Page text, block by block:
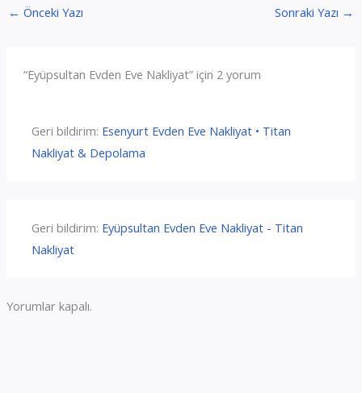
← Önceki Yazı Sonraki Yazı →
“Eyüpsultan Evden Eve Nakliyat” için 2 yorum
Geri bildirim: Esenyurt Evden Eve Nakliyat • Titan
Nakliyat & Depolama
Geri bildirim: Eyüpsultan Evden Eve Nakliyat - Titan
Nakliyat
Yorumlar kapalı.